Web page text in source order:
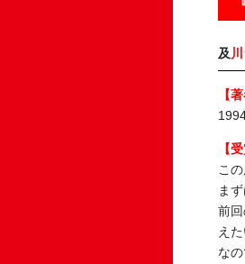
及 川
【
【
こ
ま
前
え
な